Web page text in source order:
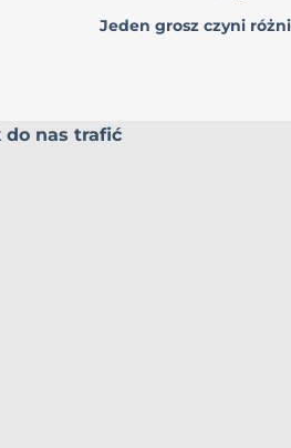
Jeden grosz czyni
do nas trafić